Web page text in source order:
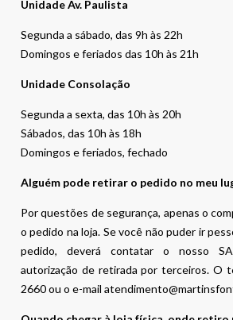
Unidade Av. Paulista
Segunda a sábado, das 9h às 22h
Domingos e feriados das 10h às 21h
Unidade Consolação
Segunda a sexta, das 10h às 20h
Sábados, das 10h às 18h
Domingos e feriados, fechado
Alguém pode retirar o pedido no meu
Por questões de segurança, apenas o
o pedido na loja. Se você não puder ir
pedido, deverá contatar o nosso
autorização de retirada por terceiros. O
2660 ou o e-mail